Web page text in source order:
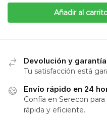
Añadir al
Devolución y
Tu satisfacción está
Envío rápido en 24
Confía en Serecon
rápida y eficiente.